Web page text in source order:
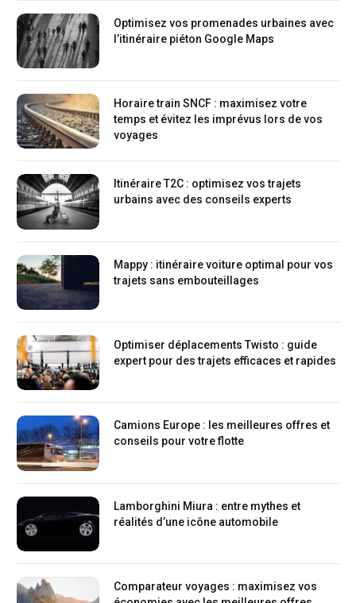
Optimisez vos promenades urbaines avec
l’itinéraire piéton Google Maps
Horaire train SNCF : maximisez votre
temps et évitez les imprévus lors de vos
voyages
Itinéraire T2C : optimisez vos trajets
urbains avec des conseils experts
Mappy : itinéraire voiture optimal pour vos
trajets sans embouteillages
Optimiser déplacements Twisto : guide
expert pour des trajets efficaces et rapides
Camions Europe : les meilleures offres et
conseils pour votre flotte
Lamborghini Miura : entre mythes et
réalités d’une icône automobile
Comparateur voyages : maximisez vos